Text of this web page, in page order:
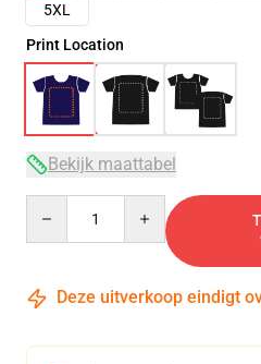
5XL
Print Location
Bekijk maattabel
Deze uitverkoop eindigt